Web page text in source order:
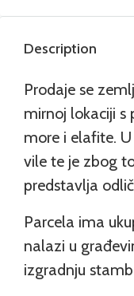
Description
Prodaje se
mirnoj lokaciji s
more i elafite.
vile te je zbog
predstavlja
Parcela ima
nalazi u
izgradnju